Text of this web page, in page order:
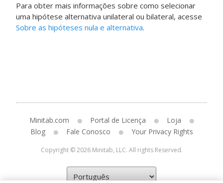
Para obter mais informações sobre como selecionar
uma hipótese alternativa unilateral ou bilateral, acesse
Sobre as hipóteses nula e alternativa.
Minitab.com Portal de Licença
Loja
Blog
Fale Conosco Your Privacy Rights
Copyright © 2026 Minitab, LLC. All rights Reserved.